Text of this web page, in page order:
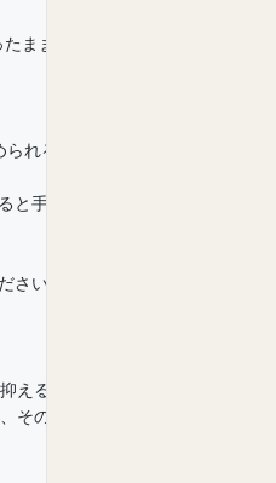
ま、無駄なトークン消費を押さ
れる作業
手戻りが重い作業
い。メインモデルを変えたほ
える
のタイミングと切り替え先をユ